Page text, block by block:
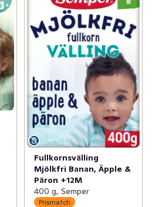
Juice (107)
(41)
Blöjor & Barntillbehör (64)
Mellanmål (44)
Barntillbehör (8)
Fullkornsvälling
Mjölkfri Banan, Äpple &
Päron +12M
400 g, Semper
Prismatch